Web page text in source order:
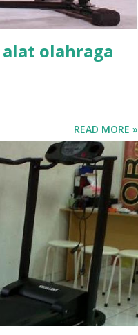
alat olahraga
READ MORE »